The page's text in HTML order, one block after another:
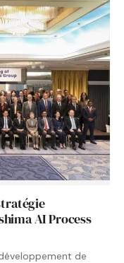
AI Process
de